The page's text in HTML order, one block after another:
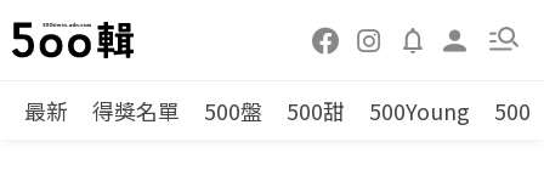
最新 得獎名單 500盤 500甜 500Young 500